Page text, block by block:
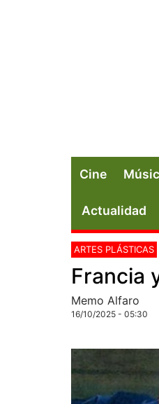
Cine
Actualidad
ARTES PLÁSTICAS
Francia
Memo Alfaro
16/10/2025 - 05:30